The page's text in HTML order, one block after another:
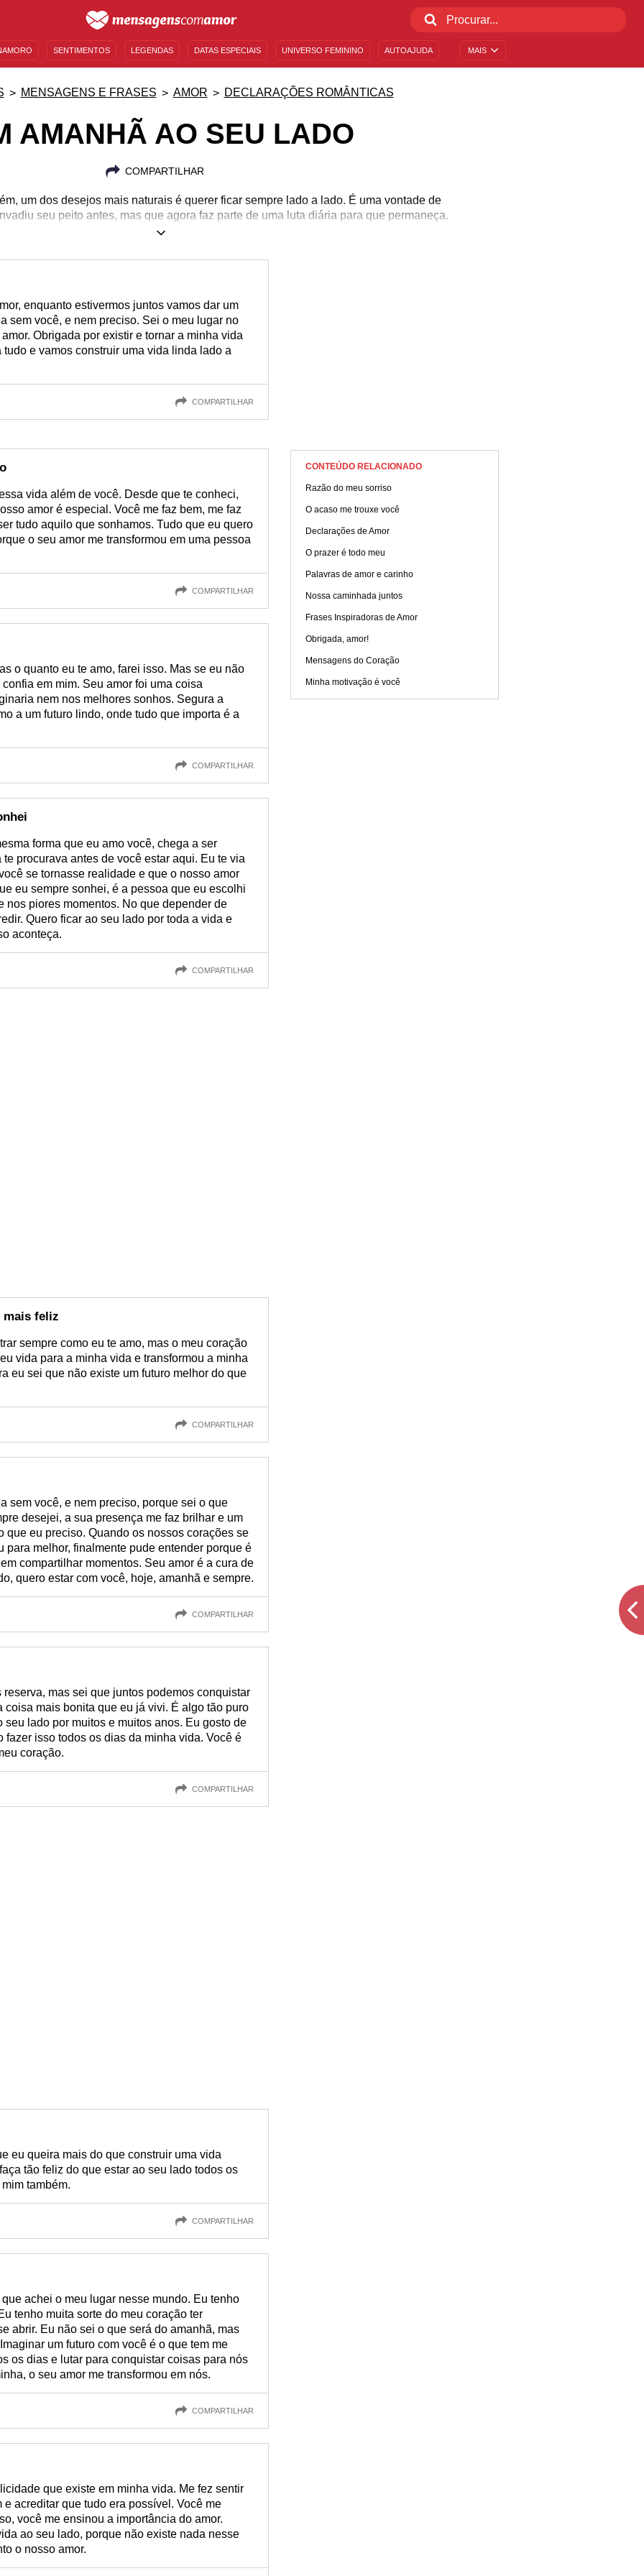
MAIS
SENTIMENTOS LEGENDAS DATAS ESPECIAIS UNIVERSO FEMININO AUTOAJUDA
MENSAGENS E FRASES AMOR DECLARAÇÕES ROMÂNTICAS
AMANHÃ AO SEU LADO
COMPARTILHAR
um dos desejos mais naturais é querer ficar sempre lado a lado. É uma vontade de
seu peito antes, mas que agora faz parte de uma luta diária para que permaneça.
O que é verdadeiro ultrapassa os limites impostos pelo tempo.
enquanto estivermos juntos vamos dar um
sem você, e nem preciso. Sei o meu lugar no
Obrigada por existir e tornar a minha vida
e vamos construir uma vida linda lado a
COMPARTILHAR
vida além de você. Desde que te conheci,
amor é especial. Você me faz bem, me faz
tudo aquilo que sonhamos. Tudo que eu quero
o seu amor me transformou em uma pessoa
COMPARTILHAR
o quanto eu te amo, farei isso. Mas se eu não
em mim. Seu amor foi uma coisa
nem nos melhores sonhos. Segura a
a um futuro lindo, onde tudo que importa é a
COMPARTILHAR
forma que eu amo você, chega a ser
procurava antes de você estar aqui. Eu te via
se tornasse realidade e que o nosso amor
eu sempre sonhei, é a pessoa que eu escolhi
nos piores momentos. No que depender de
Quero ficar ao seu lado por toda a vida e
aconteça.
COMPARTILHAR
mais feliz
sempre como eu te amo, mas o meu coração
vida para a minha vida e transformou a minha
eu sei que não existe um futuro melhor do que
COMPARTILHAR
sem você, e nem preciso, porque sei o que
desejei, a sua presença me faz brilhar e um
que eu preciso. Quando os nossos corações se
para melhor, finalmente pude entender porque é
compartilhar momentos. Seu amor é a cura de
quero estar com você, hoje, amanhã e sempre.
COMPARTILHAR
mas sei que juntos podemos conquistar
coisa mais bonita que eu já vivi. É algo tão puro
seu lado por muitos e muitos anos. Eu gosto de
fazer isso todos os dias da minha vida. Você é
coração.
COMPARTILHAR
eu queira mais do que construir uma vida
tão feliz do que estar ao seu lado todos os
também.
COMPARTILHAR
achei o meu lugar nesse mundo. Eu tenho
tenho muita sorte do meu coração ter
abrir. Eu não sei o que será do amanhã, mas
um futuro com você é o que tem me
os dias e lutar para conquistar coisas para nós
o seu amor me transformou em nós.
COMPARTILHAR
que existe em minha vida. Me fez sentir
e acreditar que tudo era possível. Você me
você me ensinou a importância do amor.
ao seu lado, porque não existe nada nesse
o nosso amor.
CONTEÚDO RELACIONADO
Razão do meu sorriso
O acaso me trouxe você
Declarações de Amor
O prazer é todo meu
Palavras de amor e carinho
Nossa caminhada juntos
Frases Inspiradoras de Amor
Obrigada, amor!
Mensagens do Coração
Minha motivação é você